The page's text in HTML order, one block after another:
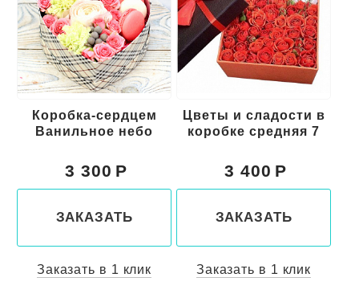
Цветы и сладости в
коробке средняя 7
3 400
ЗАКАЗАТЬ
Заказать в 1 клик
Цветы в коробке с
макарони средняя 11
3 700
ЗАКАЗАТЬ
Заказать в 1 клик